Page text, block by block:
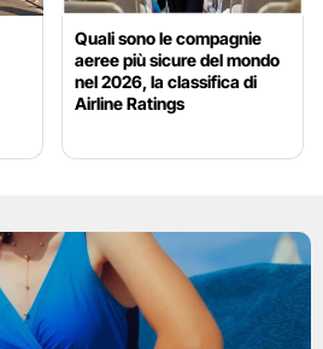
Quali sono le compagnie
aeree più sicure del mondo
nel 2026, la classifica di
Airline Ratings